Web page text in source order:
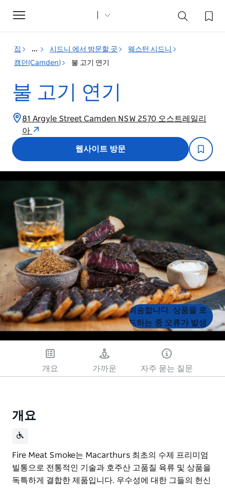
Toggle
navigation
집 ... 시드니 에서 방문할 곳
웨스턴 시드니
캠던(Camden)
불 고기 연기
불 고기 연기
81 Argyle Street Camden NSW 2570 오스트레일리
아
웹사이트 방문
Product
List
Product
List
죄송합니다. 상품을 로
드하는 중 오류가 발생
시도해 주세요.
개요 가까운 자주 묻는 질문
개요
Fire Meat Smoke는 Macarthurs 최초의 수제 프리미엄
빌통으로 전통적인 기술과 호주산 고품질 육류 및 상품을
독특하게 결합한 제품입니다. 우수성에 대한 그들의 헌신